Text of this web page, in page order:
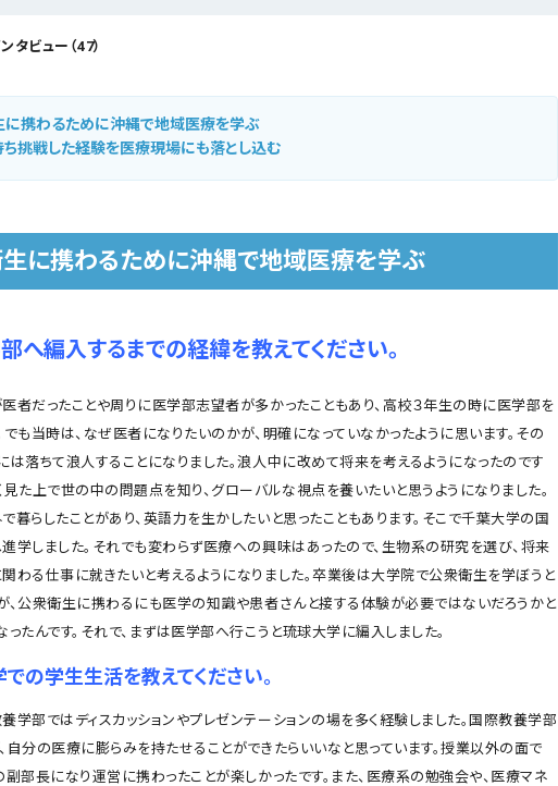
タビュー（47）
に携わるために沖縄で地域医療を学ぶ
ち挑戦した経験を医療現場にも落とし込む
に携わるために沖縄で地域医療を学ぶ
へ編入するまでの経緯を教えてください。
者だったことや周りに医学部志望者が多かったこともあり、高校３年生の時に医学部を
でも当時は、なぜ医者になりたいのかが、明確になっていなかったように思います。その
は落ちて浪人することになりました。浪人中に改めて将来を考えるようになったのです
見た上で世の中の問題点を知り、グローバルな視点を養いたいと思うようになりました。
暮らしたことがあり、英語力を生かしたいと思ったこともあります。そこで千葉大学の国
学しました。それでも変わらず医療への興味はあったので、生物系の研究を選び、将来
わる仕事に就きたいと考えるようになりました。卒業後は大学院で公衆衛生を学ぼうと
、公衆衛生に携わるにも医学の知識や患者さんと接する体験が必要ではないだろうかと
ったんです。それで、まずは医学部へ行こうと琉球大学に編入しました。
の学生生活を教えてください。
学部ではディスカッションやプレゼンテーションの場を多く経験しました。国際教養学部
自分の医療に膨らみを持たせることができたらいいなと思っています。授業以外の面で
副部長になり運営に携わったことが楽しかったです。また、医療系の勉強会や、医療マネ